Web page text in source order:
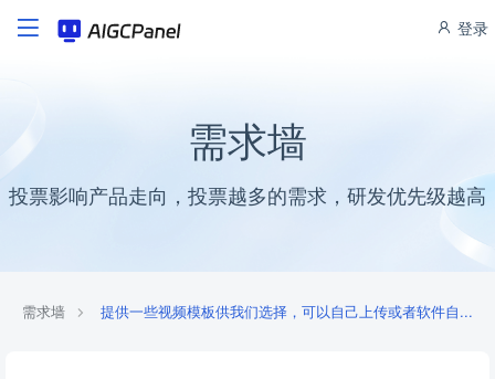
登录
需求墙
投票影响产品走向，投票越多的需求，研发优先级越高
需求墙 提供一些视频模板供我们选择，可以自己上传或者软件自...